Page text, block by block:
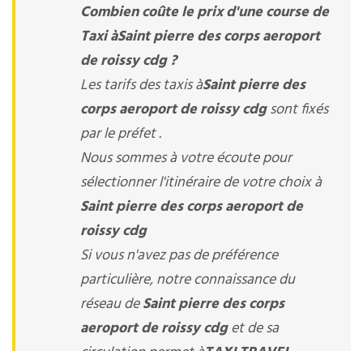
Combien coûte le prix d'une course de
Taxi àSaint pierre des corps aeroport
de roissy cdg?
Les tarifs des taxis àSaint pierre des
corps aeroport de roissy cdgsont fixés
par le préfet .
Nous sommes à votre écoute pour
sélectionner l'itinéraire de votre choix à
Saint pierre des corps aeroport de
roissy cdg
Si vous n'avez pas de préférence
particulière, notre connaissance du
réseau deSaint pierre des corps
aeroport de roissy cdget de sa